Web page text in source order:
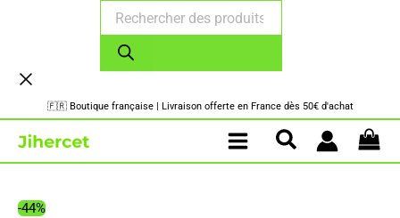
produits
🇫🇷 Boutique française | Livraison offerte en France dès 50€ d'achat
-44%